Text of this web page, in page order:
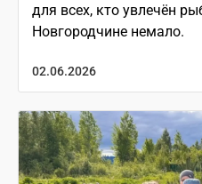
для всех, кто увлечён
Новгородчине немало.
02.06.2026